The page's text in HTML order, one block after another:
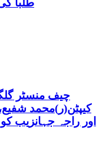
چیف منسٹر
کیپٹن(ر)محمد
اور راجہ جہانزیب